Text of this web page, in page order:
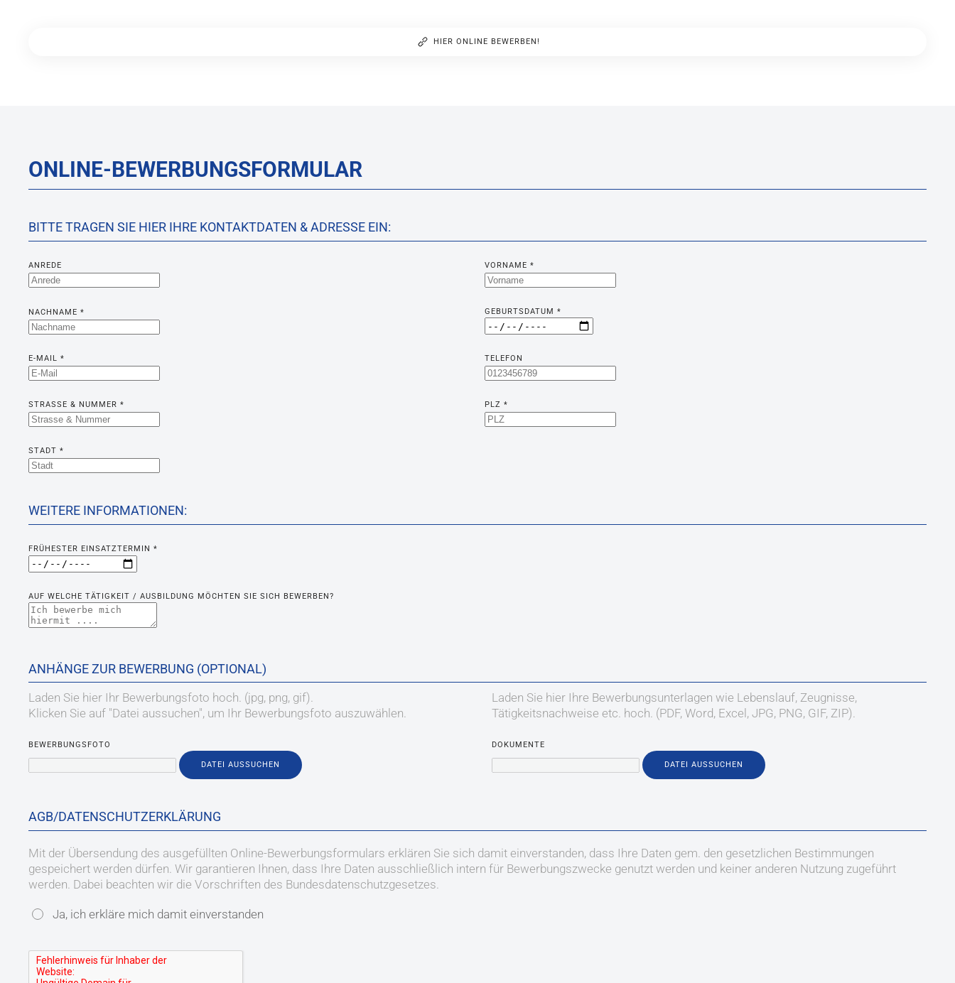
HIER ONLINE BEWERBEN!
ONLINE-BEWERBUNGSFORMULAR
BITTE TRAGEN SIE HIER IHRE KONTAKTDATEN & ADRESSE EIN:
ANREDE VORNAME *
NACHNAME * GEBURTSDATUM *
E-MAIL * TELEFON
STRASSE & NUMMER * PLZ *
STADT *
WEITERE INFORMATIONEN:
FRÜHESTER EINSATZTERMIN *
AUF WELCHE TÄTIGKEIT / AUSBILDUNG MÖCHTEN SIE SICH BEWERBEN?
ANHÄNGE ZUR BEWERBUNG (OPTIONAL)
Laden Sie hier Ihr Bewerbungsfoto hoch. (jpg, png, gif).
Klicken Sie auf "Datei aussuchen", um Ihr Bewerbungsfoto auszuwählen.
BEWERBUNGSFOTO
DATEI AUSSUCHEN
Laden Sie hier Ihre Bewerbungsunterlagen wie Lebenslauf, Zeugnisse,
Tätigkeitsnachweise etc. hoch. (PDF, Word, Excel, JPG, PNG, GIF, ZIP).
DOKUMENTE
DATEI AUSSUCHEN
AGB/DATENSCHUTZERKLÄRUNG
Mit der Übersendung des ausgefüllten Online-Bewerbungsformulars erklären Sie sich damit einverstanden, dass Ihre Daten gem. den gesetzlichen Bestimmungen
gespeichert werden dürfen. Wir garantieren Ihnen, dass Ihre Daten ausschließlich intern für Bewerbungszwecke genutzt werden und keiner anderen Nutzung zugeführt
werden. Dabei beachten wir die Vorschriften des Bundesdatenschutzgesetzes.
Ja, ich erkläre mich damit einverstanden